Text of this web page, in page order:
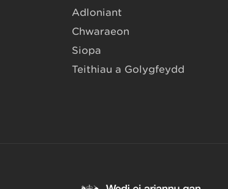
Adloniant
Chwaraeon
Siopa
Teithiau a Golygfeydd